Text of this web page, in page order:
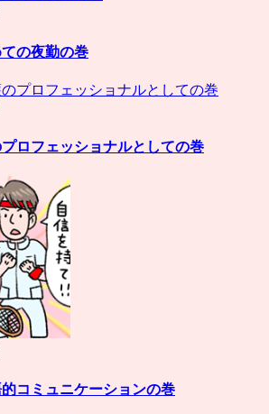
の夜勤の巻
ロフェッショナルとしての巻
コミュニケーションの巻